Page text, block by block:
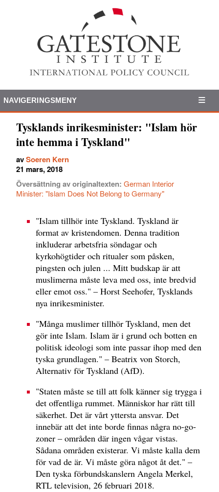
NAVIGERINGSMENY
Tysklands inrikesminister: "Islam hör
inte hemma i Tyskland"
avSoeren Kern
21 mars, 2018
Översättning av originaltexten: German Interior
Minister: "Islam Does Not Belong to Germany"
"Islam tillhör inte Tyskland. Tyskland är
format av kristendomen. Denna tradition
inkluderar arbetsfria söndagar och
kyrkohögtider och ritualer som påsken,
pingsten och julen ... Mitt budskap är att
muslimerna måste leva med oss, inte bredvid
eller emot oss." – Horst Seehofer, Tysklands
nya inrikesminister.
"Många muslimer tillhör Tyskland, men det
gör inte Islam. Islam är i grund och botten en
politisk ideologi som inte passar ihop med den
tyska grundlagen." – Beatrix von Storch,
Alternativ för Tyskland (AfD).
"Staten måste se till att folk känner sig trygga i
det offentliga rummet. Människor har rätt till
säkerhet. Det är vårt yttersta ansvar. Det
innebär att det inte borde finnas några no-go-
zoner – områden där ingen vågar vistas.
Sådana områden existerar. Vi måste kalla dem
för vad de är. Vi måste göra något åt det." –
Den tyska förbundskanslern Angela Merkel,
RTL television, 26 februari 2018.